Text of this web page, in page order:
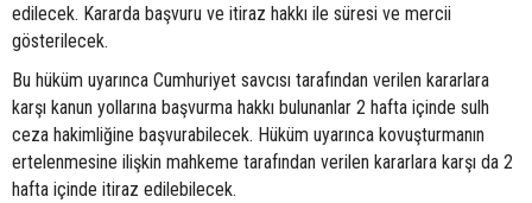
edilecek. Kararda başvuru ve itiraz hakkı ile süresi ve mercii
gösterilecek.
Bu hüküm uyarınca Cumhuriyet savcısı tarafından verilen kararlara
karşı kanun yollarına başvurma hakkı bulunanlar 2 hafta içinde sulh
ceza hakimliğine başvurabilecek. Hüküm uyarınca kovuşturmanın
ertelenmesine ilişkin mahkeme tarafından verilen kararlara karşı da 2
hafta içinde itiraz edilebilecek.